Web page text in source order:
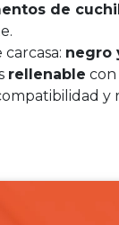
de
negro
rellenable con
y